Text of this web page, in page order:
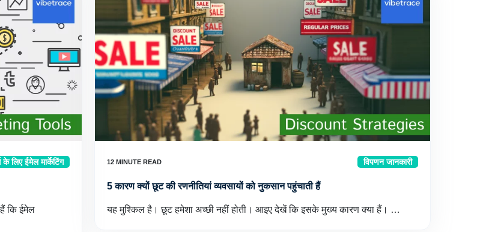
के लिए ईमेल मार्केटिंग
कि ईमेल
विपणन जानकारी
5 कारण क्यों छूट की रणनीतियां व्यवसायों को नुकसान पहुंचाती हैं
यह मुश्किल है। छूट हमेशा अच्छी नहीं होती। आइए देखें कि इसके मुख्य कारण क्या हैं। …